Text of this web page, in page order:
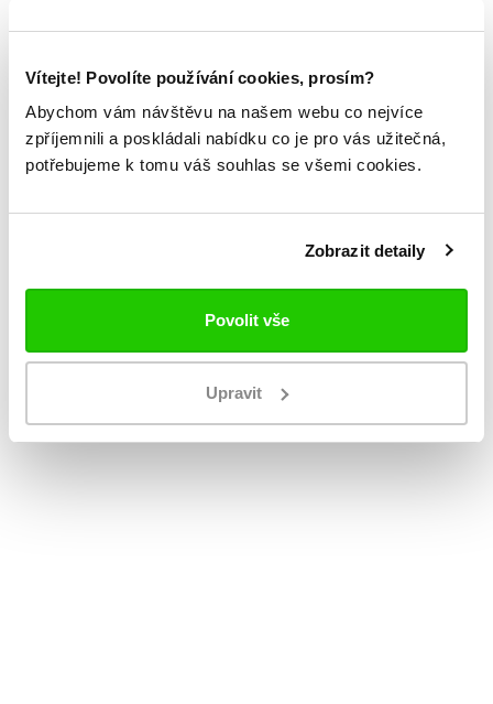
Vítejte! Povolíte používání cookies, prosím?
Abychom vám návštěvu na našem webu co nejvíce
zpříjemnili a poskládali nabídku co je pro vás užitečná,
potřebujeme k tomu váš souhlas se všemi cookies.
Zobrazit detaily
Povolit vše
Upravit
Chci dostávat newsletter 47
REGISTROVAT